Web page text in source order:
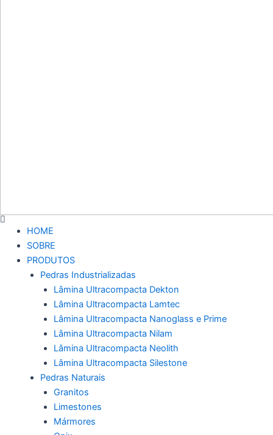
HOME
SOBRE
PRODUTOS
Pedras Industrializadas
Lâmina Ultracompacta Dekton
Lâmina Ultracompacta Lamtec
Lâmina Ultracompacta Nanoglass e Prime
Lâmina Ultracompacta Nilam
Lâmina Ultracompacta Neolith
Lâmina Ultracompacta Silestone
Pedras Naturais
Granitos
Limestones
Mármores